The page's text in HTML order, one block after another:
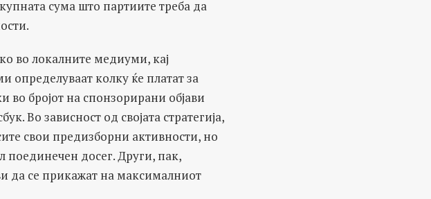
сума што партиите треба да
во локалните медиуми, кај
определуваат колку ќе платат за
во бројот на спонзорирани објави
Во зависност од својата стратегија,
свои предизборни активности, но
поединечен досег. Други, пак,
да се прикажат на максималниот